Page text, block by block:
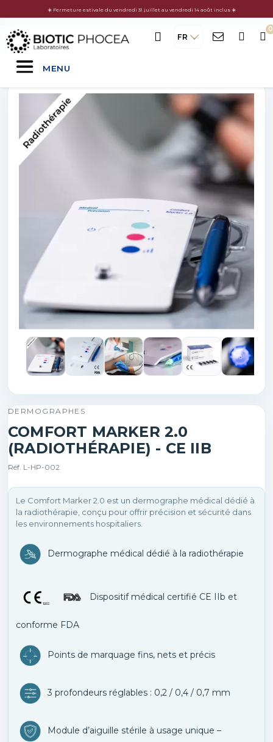
☀️ Fermeture estivale du vendredi 31 juillet au vendredi 14 août inclus ☀️
FR
MENU
DERMOGRAPHES
COMFORT MARKER 2.0
(RADIOTHÉRAPIE) - CE IIB
Réf. L-HP-002
Le Comfort Marker 2.0 est un dermographe médical dédié à
la radiothérapie, conçu pour offrir précision et sécurité dans
les environnements hospitaliers.
Dermographe médical dédié à la radiothérapie
Dispositif médical certifié CE IIb et
conforme FDA
Points de marquage fins, nets et précis
3 profondeurs réglables : 0,2 / 0,4 / 0,7 mm
Module d’aiguille stérile à usage unique –